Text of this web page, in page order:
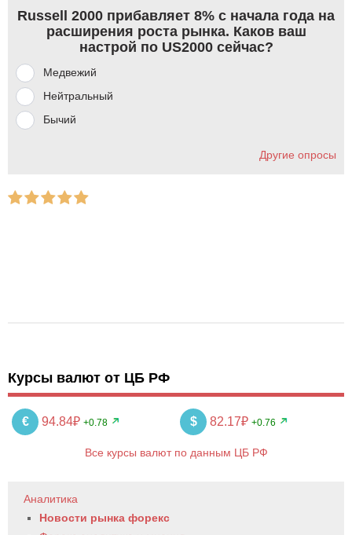
Russell 2000 прибавляет 8% с начала года на
расширения роста рынка. Каков ваш
настрой по US2000 сейчас?
Медвежий
Нейтральный
Бычий
Другие опросы
Курсы валют от ЦБ РФ
€ 94.84₽ +0.78 $ 82.17₽ +0.76
Все курсы валют по данным ЦБ РФ
Аналитика
Новости рынка форекс